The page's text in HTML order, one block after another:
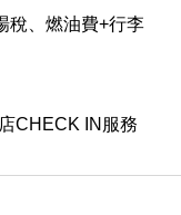
稅、燃油費+行李
CHECK IN服務